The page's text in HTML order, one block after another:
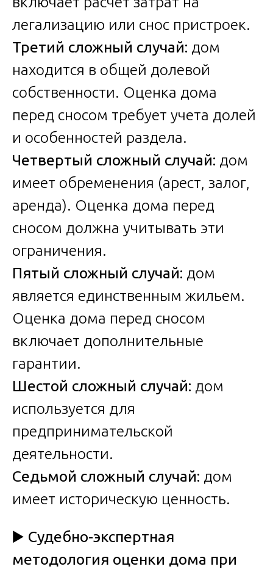
легализацию или снос пристроек.
Третий сложный случай: дом
находится в общей долевой
собственности. Оценка дома
перед сносом требует учета долей
и особенностей раздела.
Четвертый сложный случай: дом
имеет обременения (арест, залог,
аренда). Оценка дома перед
сносом должна учитывать эти
ограничения.
Пятый сложный случай: дом
является единственным жильем.
Оценка дома перед сносом
включает дополнительные
гарантии.
Шестой сложный случай: дом
используется для
предпринимательской
деятельности.
Седьмой сложный случай: дом
имеет историческую ценность.
▶️ Судебно-экспертная
методология оценки дома при